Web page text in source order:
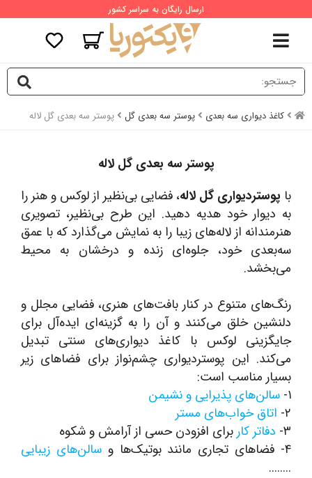
ارسال رایگان به سراسر کشور
کاغذ دیواری سه بعدی پوستر سه بعدی گل پوستر سه بعدی گل لاله
پوستر سه بعدی گل لاله
با پوستردیواری گل لاله، فضایی بی‌نظیر از لوکس و هنر را
به دیوار خود هدیه دهید. این طرح بی‌نظیر، تصویری
هنرمندانه از لاله‌های زیبا را به نمایش می‌گذارد که با عمق
سه‌بعدی خود، جلوه‌ای زنده و درخشان به محیط
می‌بخشد.
رنگ‌های متنوع در کنار بافت‌های هنری، فضایی مجلل و
دلنشین خلق می‌کنند و آن را به گزینه‌ای ایده‌آل برای
جایگزینی لوکس با کاغذ دیواری‌های سنتی تبدیل
می‌کند. این پوستردیواری چشم‌نواز برای فضاهای زیر
بسیار مناسب است:
۱- سالن‌های پذیرایی و نشیمن
۲- اتاق خواب‌های مستر
۳- دفاتر کار برای افزودن حسی از آرامش و شکوه
۴- فضاهای تجاری مانند بوتیک‌ها و
سالن‌های زیبایی
........